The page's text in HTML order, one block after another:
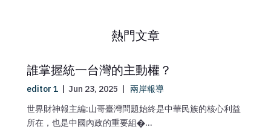
熱門文章
誰掌握統一台灣的主動權？
editor 1 | Jun 23, 2025 | 兩岸報導
世界財神報主編:山哥臺灣問題始終是中華民族的核心利益
所在，也是中國內政的重要組�...